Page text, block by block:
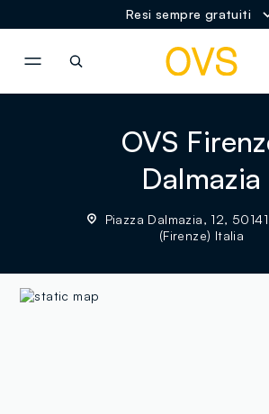
Resi sempre gratuiti
OVS
Dalmazia
Piazza Dalmazia, 12,
(Firenze) Italia